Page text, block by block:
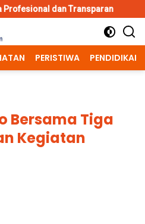
Transparan Kapolri
PERISTIWA PENDIDIKAN
Bersama Tiga
Kegiatan